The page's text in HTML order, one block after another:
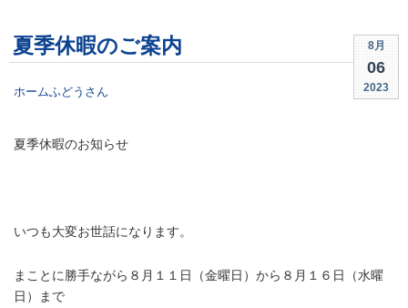
8月
06
2023
夏季休暇のご案内
ホームふどうさん
夏季休暇のお知らせ
いつも大変お世話になります。
まことに勝手ながら８月１１ 日（金曜日）から８月１６日（水曜
日）
まで